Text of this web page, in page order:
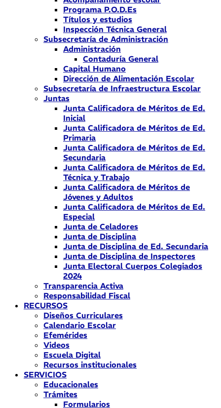
Programa P.O.D.Es
Títulos y estudios
Inspección Técnica General
Subsecretaría de Administración
Administración
Contaduría General
Capital Humano
Dirección de Alimentación Escolar
Subsecretaría de Infraestructura Escolar
Juntas
Junta Calificadora de Méritos de Ed.
Inicial
Junta Calificadora de Méritos de Ed.
Primaria
Junta Calificadora de Méritos de Ed.
Secundaria
Junta Calificadora de Méritos de Ed.
Técnica y Trabajo
Junta Calificadora de Méritos de
Jóvenes y Adultos
Junta Calificadora de Méritos de Ed.
Especial
Junta de Celadores
Junta de Disciplina
Junta de Disciplina de Ed. Secundaria
Junta de Disciplina de Inspectores
Junta Electoral Cuerpos Colegiados
2024
Transparencia Activa
Responsabilidad Fiscal
RECURSOS
Diseños Curriculares
Calendario Escolar
Efemérides
Videos
Escuela Digital
Recursos institucionales
SERVICIOS
Educacionales
Trámites
Formularios